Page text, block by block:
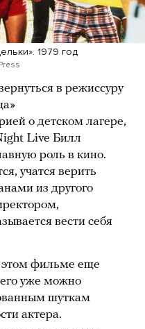
1979 год
в режиссуру
о детском лагере,
Live Билл
роль в кино.
учатся верить
из другого
вести себя
фильме еще
уже можно
шуткам
актера.